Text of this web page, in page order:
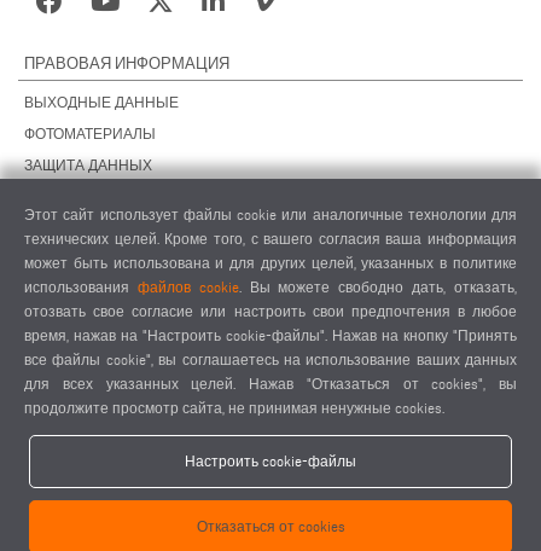
ПРАВОВАЯ ИНФОРМАЦИЯ
ВЫХОДНЫЕ ДАННЫЕ
ФОТОМАТЕРИАЛЫ
ЗАЩИТА ДАННЫХ
ОБЩИЕ УСЛОВИЯ ПРОДАЖИ
НАСТРОЙКИ COOKIES
КОДЕКС ПОВЕДЕНИЯ ПОСТАВЩИКОВ
elumatec AG - Pinacher Straße 61 - 75417 Mühlacker - Германия - Телефон
+49 7041-14 0-mail@elumatec.com
Этот сайт использует файлы cookie или аналогичные технологии для
технических целей. Кроме того, с вашего согласия ваша информация
может быть использована и для других целей, указанных в политике
использования файлов cookie. Вы можете свободно дать, отказать,
отозвать свое согласие или настроить свои предпочтения в любое
время, нажав на "Настроить cookie-файлы". Нажав на кнопку "Принять
все файлы cookie", вы соглашаетесь на использование ваших данных
для всех указанных целей. Нажав "Отказаться от cookies", вы
продолжите просмотр сайта, не принимая ненужные cookies.
Настроить cookie-файлы
Отказаться от cookies